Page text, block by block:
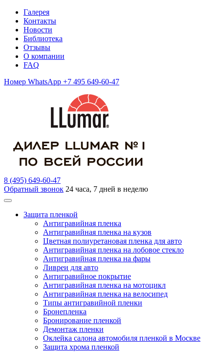
Галерея
Контакты
Новости
Библиотека
Отзывы
О компании
FAQ
Номер WhatsApp +7 495 649-60-47
8 (495) 649-60-47
Обратный звонок 24 часа, 7 дней в неделю
Защита пленкой
Антигравийная пленка
Антигравийная пленка на кузов
Цветная полиуретановая пленка для авто
Антигравийная пленка на лобовое стекло
Антигравийная пленка на фары
Ливреи для авто
Антигравийное покрытие
Антигравийная пленка на мотоцикл
Антигравийная пленка на велосипед
Типы антигравийной пленки
Бронепленка
Бронирование пленкой
Демонтаж пленки
Оклейка салона автомобиля пленкой в Москве
Защита хрома пленкой